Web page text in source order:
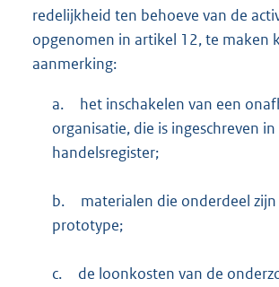
redelijkheid ten behoeve van de
opgenomen in artikel 12, te maken
aanmerking:
a.
het inschakelen van een
organisatie, die is ingeschreven in
handelsregister;
b.
materialen die onderdeel zijn
prototype;
c.
de loonkosten van de